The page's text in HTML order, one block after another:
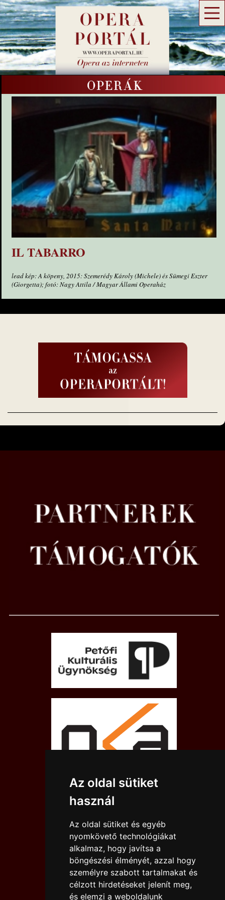
Az oldal sütiket
használ
Az oldal sütiket és egyéb
nyomkövető technológiákat
alkalmaz, hogy javítsa a
böngészési élményét, azzal hogy
személyre szabott tartalmakat és
célzott hirdetéseket jelenít meg,
és elemzi a weboldalunk
IL TABARRO
lead kép: A köpeny, 2015: Szemerédy Károly (Michele) és Sümegi Eszter
(Giorgetta); fotó: Nagy Attila / Magyar Állami Operaház